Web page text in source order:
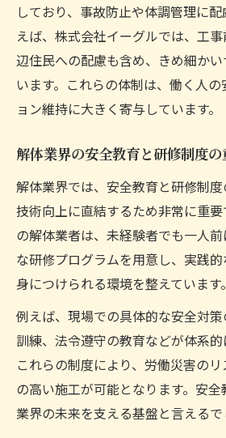
しており、事故防止や体調管理に
えば、株式会社イーグルでは、工
辺住民への配慮も含め、きめ細か
います。これらの体制は、働く人
ョン維持に大きく寄与しています。
解体業界の安全教育と研修制度
解体業界では、安全教育と研修制
技術向上に直結するため非常に重要
の解体業者は、未経験者でも一人
な研修プログラムを用意し、実践
身につけられる環境を整えています。
例えば、現場での具体的な安全対
訓練、法令遵守の教育などが体系的
これらの制度により、労働災害の
の高い施工が可能となります。安
業界の未来を支える基盤と言えるで